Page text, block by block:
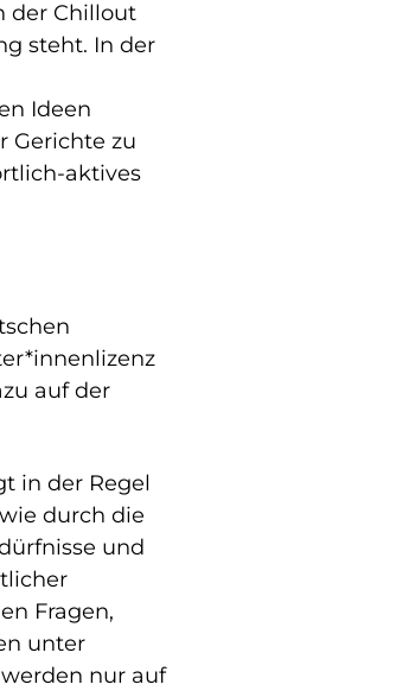
der Chillout
steht. In der
Ideen
Gerichte zu
aktives
auf der
in der Regel
durch die
und
Fragen,
unter
nur auf